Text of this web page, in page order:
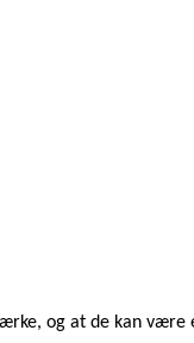
og at de kan være